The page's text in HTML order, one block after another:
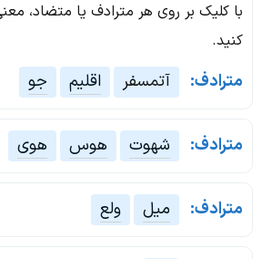
با کلیک بر روی هر مترادف یا متضاد،
کنید.
مترادف: آتمسفر اقلیم جو
مترادف: شهوت هوس هوی
مترادف: میل ولع